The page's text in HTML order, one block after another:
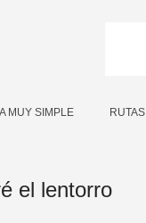
MUY SIMPLE RUTAS
el lentorro